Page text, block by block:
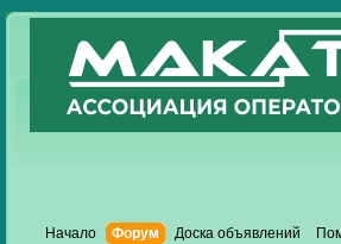
Начало Форум Доска объявлений